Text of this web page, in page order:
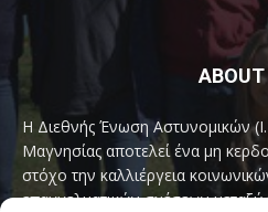
ABOUT
Η Διεθνής Ένωση Αστυνομικών
Μαγνησίας αποτελεί ένα μη
στόχο την καλλιέργεια
επαγγελματικών σχέσεων